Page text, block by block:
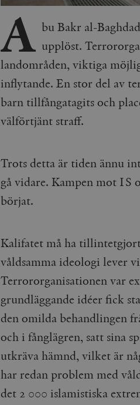
A bu Bakr al-
upplöst.
landområden, viktiga
inflytande. En stor del av
barn tillfångatagits och
välförtjänt straff.
Trots detta är tiden ännu
gå vidare. Kampen mot IS
börjat.
Kalifatet må ha
våldsamma ideologi lever
Terrororganisationen var
grundläggande idéer fick
den omilda behandlingen
och i fånglägren, satt sina
utkräva hämnd, vilket är
har redan problem med
det 2 000 islamistiska